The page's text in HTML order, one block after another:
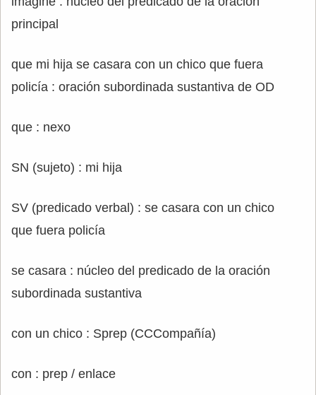
principal
que mi hija se casara con un chico que fuera
policía : oración subordinada sustantiva de OD
que : nexo
SN (sujeto) : mi hija
SV (predicado verbal) : se casara con un chico
que fuera policía
se casara : núcleo del predicado de la oración
subordinada sustantiva
con un chico : Sprep (CCCompañía)
con : prep / enlace